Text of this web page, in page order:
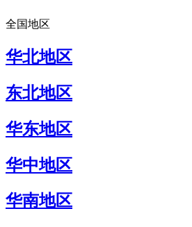
全国地区
华北地区
东北地区
华东地区
华中地区
华南地区